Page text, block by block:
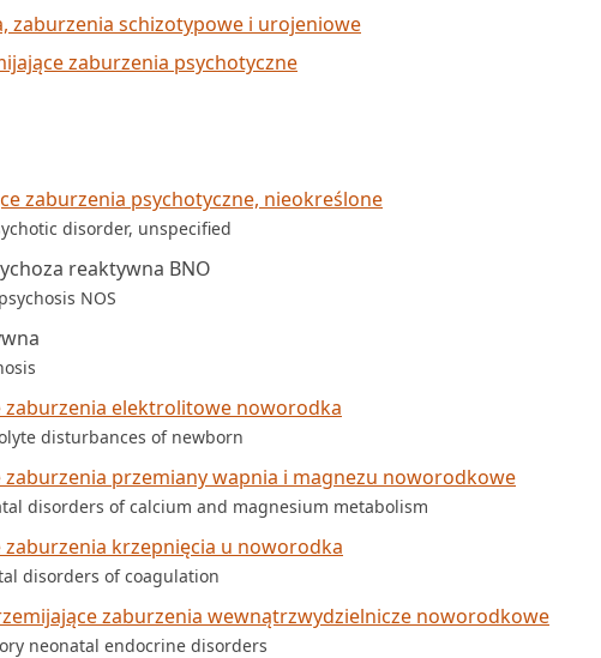
zaburzenia schizotypowe i urojeniowe
zaburzenia psychotyczne
zaburzenia psychotyczne, nieokreślone
disorder, unspecified
reaktywna BNO
NOS
zaburzenia elektrolitowe noworodka
disturbances of newborn
przemiany wapnia i magnezu noworodkowe
disorders of calcium and magnesium metabolism
krzepnięcia u noworodka
disorders of coagulation
zaburzenia wewnątrzwydzielnicze noworodkowe
neonatal endocrine disorders